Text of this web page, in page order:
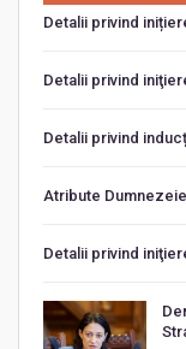
Detalii privind
Detalii privind
Detalii privind
Atribute
Detalii privind